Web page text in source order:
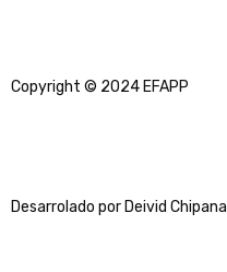
Copyright © 2024 EFAPP
Desarrolado por Deivid Chipana